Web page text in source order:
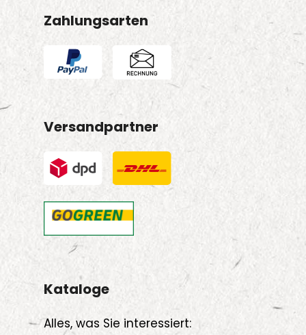
Zahlungsarten
Versandpartner
Kataloge
Alles, was Sie interessiert: